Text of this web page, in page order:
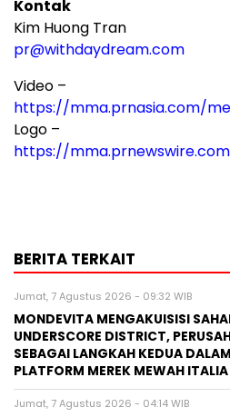
Kontak
Kim Huong Tran
pr@withdaydream.com
Video –
https://mma.prnasia.com/
Logo –
https://
BERITA TERKAIT
Jumat, 7 Agustus 2026 - 09:32 WIB
MONDEVITA MENGAKUISISI
UNDERSCORE DISTRICT,
SEBAGAI LANGKAH KEDUA
PLATFORM MEREK MEWAH ITALIA
Jumat, 7 Agustus 2026 - 04:14 WIB